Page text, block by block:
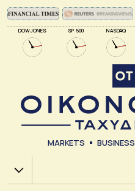
DOW JONES SP 500 NASDAQ
MARKETS BUSINESS
Χ.Α.